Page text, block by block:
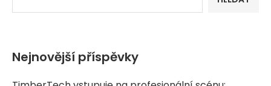
Nejnovější příspěvky